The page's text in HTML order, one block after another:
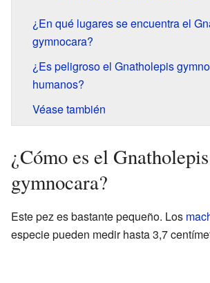
¿En qué lugares se encuentra el
gymnocara?
¿Es peligroso el Gnatholepis
humanos?
Véase también
¿Cómo es el Gnatholepis
gymnocara?
Este pez es bastante pequeño. Los
especie pueden medir hasta 3,7